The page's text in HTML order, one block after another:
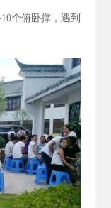
个俯卧撑，遇到